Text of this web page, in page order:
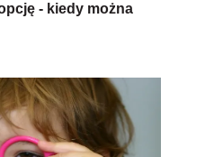
- kiedy można